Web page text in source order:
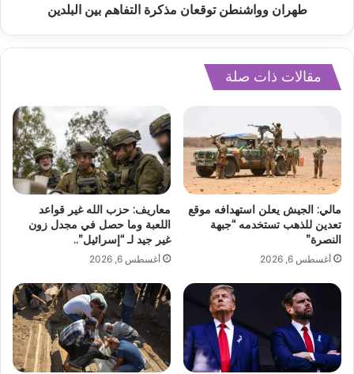
طهران وواشنطن توقعان مذكرة التفاهم بين البلدين
مقالات ذات صلة
مالي: الجيش يعلن استهدافه موقع
تعدين للذهب تستخدمه “جبهة
النصرة”
أغسطس 6, 2026
معاريف: حزب الله غير قواعد
اللعبة وما حصل في مجدل زون
غير جيد لـ “إسرائيل”..
أغسطس 6, 2026